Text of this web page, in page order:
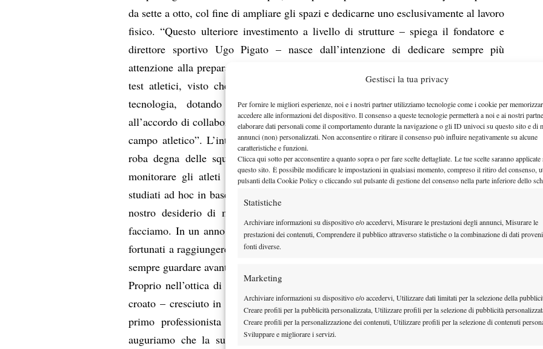
Gestisci la tua privacy
Per fornire le migliori esperienze, noi e i nostri partner utilizziamo tecnologie come i cookie per
accedere alle informazioni del dispositivo. Il consenso a queste tecnologie permetterà a noi e ai nostri
elaborare dati personali come il comportamento durante la navigazione o gli ID univoci su questo sito e di
annunci (non) personalizzati. Non acconsentire o ritirare il consenso può influire negativamente su alcune
caratteristiche e funzioni.
Clicca qui sotto per acconsentire a quanto sopra o per fare scelte dettagliate. Le tue scelte saranno applicate
questo sito. È possibile modificare le impostazioni in qualsiasi momento, compreso il ritiro del consenso,
pulsanti della Cookie Policy o cliccando sul pulsante di gestione del consenso nella parte inferiore dello
Statistiche
Archiviare informazioni su dispositivo e/o accedervi, Misurare le prestazioni degli annunci, Misurare le
prestazioni dei contenuti, Comprendere il pubblico attraverso statistiche o la combinazione di dati
fonti diverse.
Marketing
Archiviare informazioni su dispositivo e/o accedervi, Utilizzare dati limitati per la selezione della
Creare profili per la pubblicità personalizzata, Utilizzare profili per la selezione di pubblicità
Creare profili per la personalizzazione dei contenuti, Utilizzare profili per la selezione di contenuti
Sviluppare e migliorare i servizi.
da sette a otto, col fine di ampliare gli spazi e dedicarne uno esclusivamente al lavoro
fisico. “Questo ulteriore investimento a livello di strutture – spiega il fondatore e
direttore sportivo Ugo Pigato – nasce dall’intenzione di dedicare sempre più
attenzione alla preparazione atletica. Creeremo un’area da adibire esclusivamente ai
test atletici, visto che abbiamo appena sostenuto degli investimenti importanti in
tecnologia, dotando l’Academy di attrezzature all’avanguardia grazie anche
all’accordo di collaborazione stretto con Microgate, un’eccellenza nella tecnologia in
campo atletico”. L’intenzione è quella di costruire un vero e proprio Athletic Lab,
roba degna delle squadre di calcio di primissima fascia, ritenuta importante per
monitorare gli atleti e permettere a ognuno di lavorare con programmi specifici,
studiati ad hoc in base alle relative esigenze. “Fa tutto parte – continua Pigato – del
nostro desiderio di migliorarci e di accrescere ogni giorno il valore di ciò che
facciamo. In un anno e mezzo abbiamo fatto passi importanti, e siamo stati bravi e
fortunati a raggiungere tanti obiettivi. Ma non ci vogliamo certo fermare qui: bisogna
sempre guardare avanti”.
Proprio nell’ottica di una crescita costante, è importante l’approdo in Academy del
croato – cresciuto in Italia – Viktor Galovic, 29enne numero 246 del ranking ATP,
primo professionista ad aver scelto di affidarsi a tempo pieno alla MTA. “Ci
auguriamo che la sua presenza possa aprire una nuova strada – dice il general